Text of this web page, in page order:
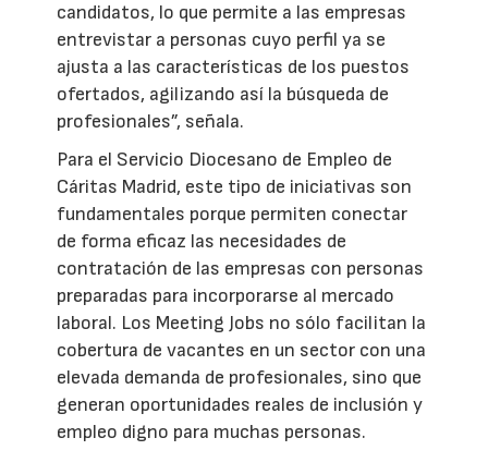
candidatos, lo que permite a las empresas
entrevistar a personas cuyo perfil ya se
ajusta a las características de los puestos
ofertados, agilizando así la búsqueda de
profesionales”, señala.
Para el Servicio Diocesano de Empleo de
Cáritas Madrid, este tipo de iniciativas son
fundamentales porque permiten conectar
de forma eficaz las necesidades de
contratación de las empresas con personas
preparadas para incorporarse al mercado
laboral. Los Meeting Jobs no sólo facilitan la
cobertura de vacantes en un sector con una
elevada demanda de profesionales, sino que
generan oportunidades reales de inclusión y
empleo digno para muchas personas.